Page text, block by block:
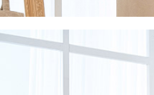
恩沛科技股份有限公司將有權